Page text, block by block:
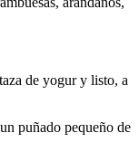
de yogur y listo, a
puñado pequeño de